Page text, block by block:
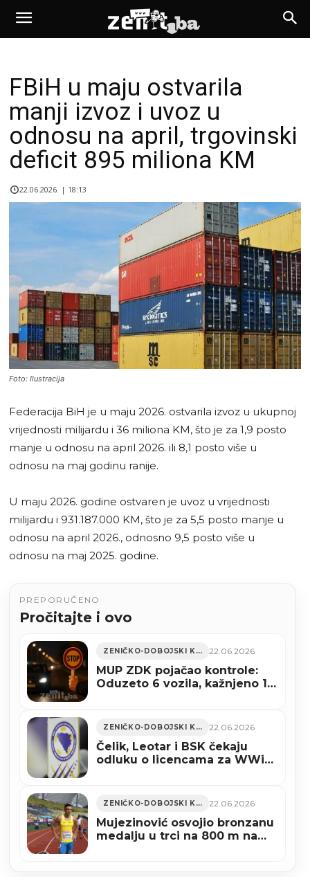
FBiH u maju ostvarila
manji izvoz i uvoz u
odnosu na april, trgovinski
deficit 895 miliona KM
22.06.2026. | 18:13
Foto: Ilustracija
Federacija BiH je u maju 2026. ostvarila izvoz u ukupnoj
vrijednosti milijardu i 36 miliona KM, što je za 1,9 posto
manje u odnosu na april 2026. ili 8,1 posto više u
odnosu na maj godinu ranije.
U maju 2026. godine ostvaren je uvoz u vrijednosti
milijardu i 931.187.000 KM, što je za 5,5 posto manje u
odnosu na april 2026., odnosno 9,5 posto više u
odnosu na maj 2025. godine.
PREPORUČENO
Pročitajte i ovo
ZENIČKO-DOBOJSKI KANTON 22.06.2026
MUP ZDK pojačao kontrole:
Oduzeto 6 vozila, kažnjeno 16
ZENIČKO-DOBOJSKI KANTON 22.06.2026
Čelik, Leotar i BSK čekaju
odluku o licencama za WWin
ZENIČKO-DOBOJSKI KANTON 22.06.2026
Mujezinović osvojio bronzanu
medalju u trci na 800 m na